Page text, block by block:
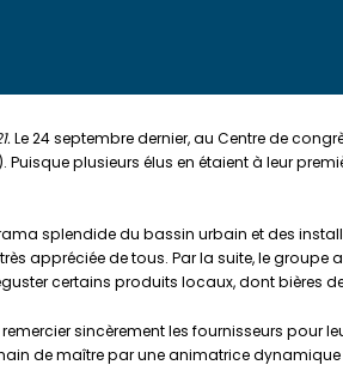
Le 24 septembre dernier, au Centre de
Puisque plusieurs élus en étaient à leur
splendide du bassin urbain et des
appréciée de tous. Par la suite, le
certains produits locaux, dont bières
remercier sincèrement les fournisseurs
de maître par une animatrice